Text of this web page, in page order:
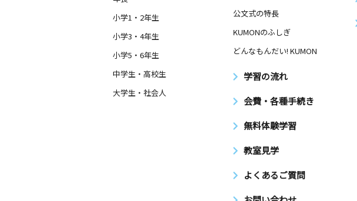
小学1・2年生
小学3・4年生
小学5・6年生
中学生・高校生
大学生・社会人
公文式の特長
KUMONのふしぎ
どんなもんだい! KUMON
学習の流れ
会費・各種手続き
無料体験学習
教室見学
よくあるご質問